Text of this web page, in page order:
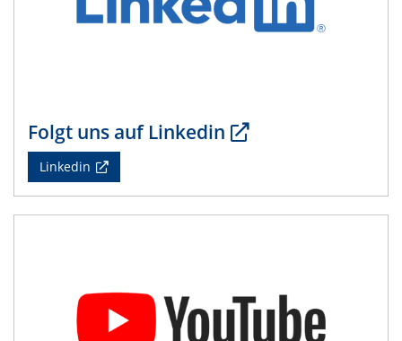
Folgt uns auf Linkedin
Linkedin